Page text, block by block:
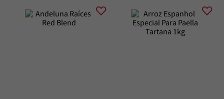
6º Bruschetta